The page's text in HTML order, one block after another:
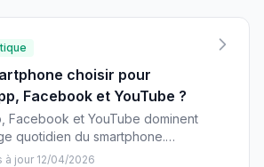
choisir pour
Facebook et YouTube ?
Facebook et YouTube dominent
quotidien du smartphone.
les critères essentiels et les
à jour 12/04/2026